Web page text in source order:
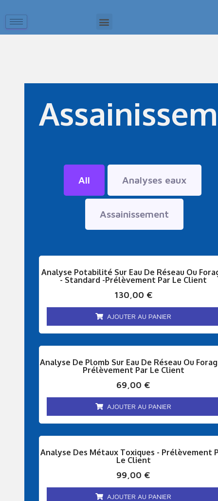
All Analyses eaux
Assainissement
Analyse Potabilité Sur Eau De Réseau Ou
- Standard -Prélèvement Par Le Client
130,00 €
AJOUTER AU PANIER
Analyse De Plomb Sur Eau De Réseau Ou
Prélèvement Par Le Client
69,00 €
AJOUTER AU PANIER
Analyse Des Métaux Toxiques - Prélèvement
Le Client
99,00 €
AJOUTER AU PANIER